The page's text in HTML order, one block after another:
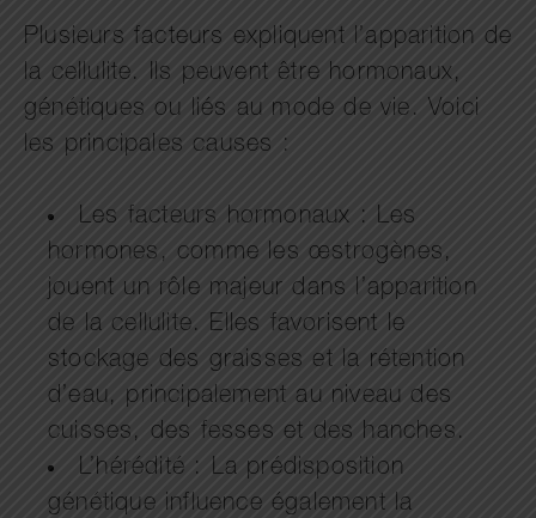
Plusieurs facteurs expliquent l’apparition de
la cellulite. Ils peuvent être hormonaux,
génétiques ou liés au mode de vie. Voici
les principales causes :
Les facteurs hormonaux : Les
hormones, comme les œstrogènes,
jouent un rôle majeur dans l’apparition
de la cellulite. Elles favorisent le
stockage des graisses et la rétention
d’eau, principalement au niveau des
cuisses, des fesses et des hanches.
L’hérédité : La prédisposition
génétique influence également la